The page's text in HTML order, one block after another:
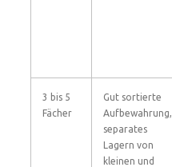
3 bis 5
Fächer
Gut sortierte
Aufbewahrung,
separates
Lagern von
kleinen und